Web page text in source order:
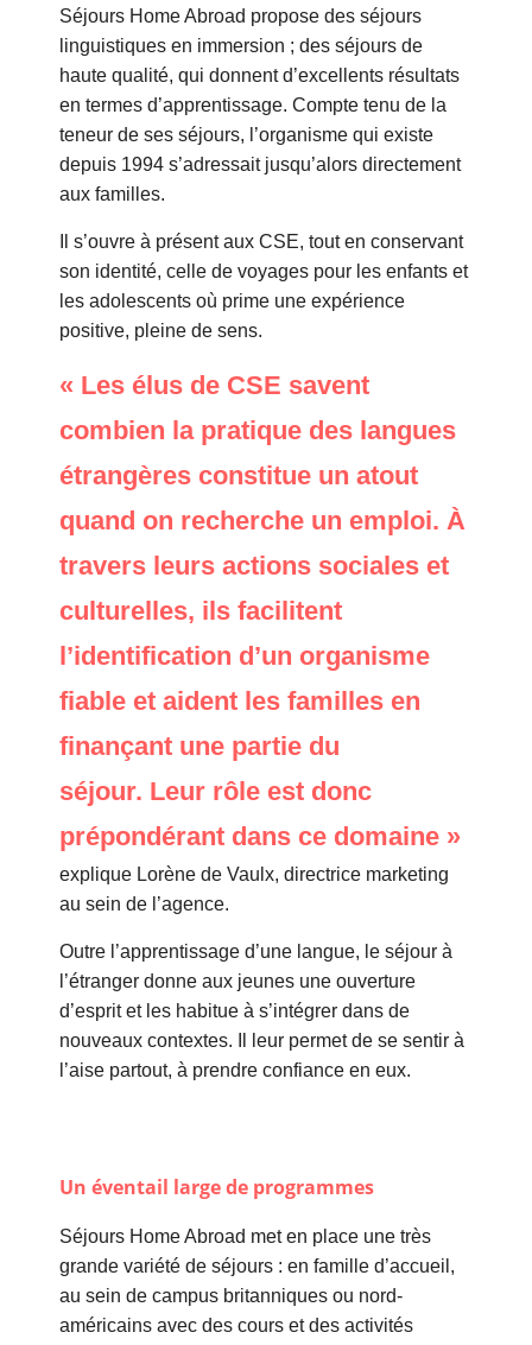
Séjours Home Abroad propose des séjours
linguistiques en immersion ; des séjours de
haute qualité, qui donnent d’excellents résultats
en termes d’apprentissage. Compte tenu de la
teneur de ses séjours, l’organisme qui existe
depuis 1994 s’adressait jusqu’alors directement
aux familles.
Il s’ouvre à présent aux CSE, tout en conservant
son identité, celle de voyages pour les enfants et
les adolescents où prime une expérience
positive, pleine de sens.
« Les élus de CSE savent
combien la pratique des langues
étrangères constitue un atout
quand on recherche un emploi. À
travers leurs actions sociales et
culturelles, ils facilitent
l’identification d’un organisme
fiable et aident les familles en
finançant une partie du
séjour. Leur rôle est donc
prépondérant dans ce domaine »
explique Lorène de Vaulx, directrice marketing
au sein de l’agence.
Outre l’apprentissage d’une langue, le séjour à
l’étranger donne aux jeunes une ouverture
d’esprit et les habitue à s’intégrer dans de
nouveaux contextes. Il leur permet de se sentir à
l’aise partout, à prendre confiance en eux.
Un éventail large de programmes
Séjours Home Abroad met en place une très
grande variété de séjours : en famille d’accueil,
au sein de campus britanniques ou nord-
américains avec des cours et des activités